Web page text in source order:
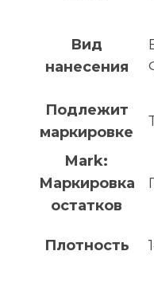
Вид
нанесения
Подлежит
маркировке
Mark:
Маркировка
остатков
Плотность